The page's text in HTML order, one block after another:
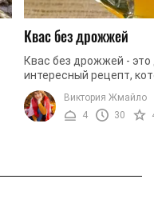
Квас без дрожжей
Квас без дрожжей -
интересный рецепт,
многих других
кваса отличается
способом
Виктория Жмайло
4
30